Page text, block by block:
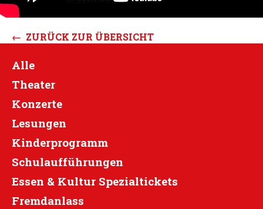
← ZURÜCK ZUR ÜBERSICHT
Alle
Theater
Konzerte
Lesungen
Kinderprogramm
Schulaufführungen
Essen & Kultur Spezialtickets
Fremdanlass